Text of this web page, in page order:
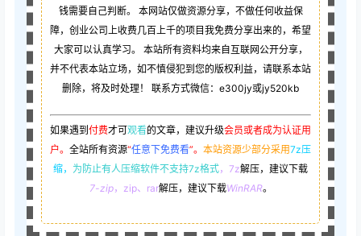
钱需要自己判断。 本网站仅做资源分享，不做任何收益保
障，创业公司上收费几百上千的项目我免费分享出来的，希望
大家可以认真学习。 本站所有资料均来自互联网公开分享，
并不代表本站立场，如不慎侵犯到您的版权利益，请联系本站
删除，将及时处理！ 联系方式微信：e300jy或jy520kb
如果遇到 付费才可观看的文章，建议升级会员或者成为认证用
户。 全站所有资源“任意下免费看”。 本站资源少部分采用7z压
缩， 为防止有人压缩软件不支持7z格式，7z解压，建议下载
7-zip，zip、rar解压，建议下载WinRAR。